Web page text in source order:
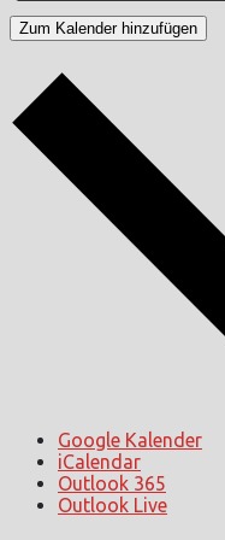
Zum Kalender hinzufügen
Google Kalender
iCalendar
Outlook 365
Outlook Live